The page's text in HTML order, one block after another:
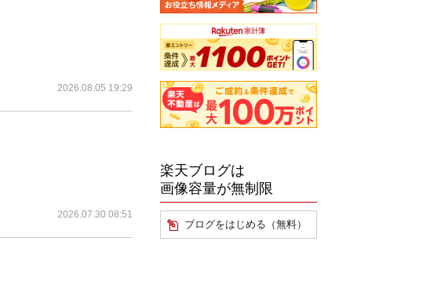
2026.08.05 19:29
2026.07.30 08:51
楽天ブログは
画像容量が無制限
ブログをはじめる（無料）